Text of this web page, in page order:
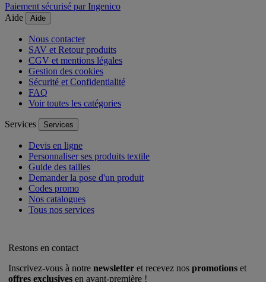
Paiement sécurisé par Ingenico
Aide
Aide
Nous contacter
SAV et Retour produits
CGV et mentions légales
Gestion des cookies
Sécurité et Confidentialité
FAQ
Voir toutes les catégories
Services Services
Devis en ligne
Personnaliser ses produits textile
Guide des tailles
Demander la pose d'un produit
Codes promo
Nos catalogues
Tous nos services
Restons en contact
Inscrivez-vous à notre newsletter et recevez nos promotions et
offres exclusives en avant-première !